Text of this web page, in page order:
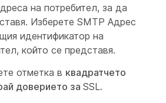
на потребител, за да
Изберете SMTP Адрес
идентификатор на
който се представя.
отметка в квадратчето
доверието за SSL.